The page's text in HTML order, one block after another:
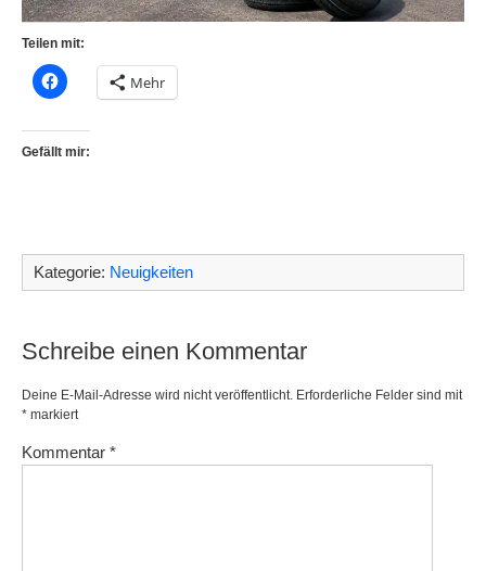
Teilen mit:
Mehr
Gefällt mir:
Kategorie: Neuigkeiten
Schreibe einen Kommentar
Deine E-Mail-Adresse wird nicht veröffentlicht. Erforderliche Felder sind mit
* markiert
Kommentar *